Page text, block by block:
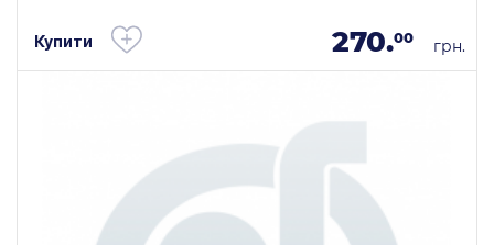
Купити 270.00 грн.